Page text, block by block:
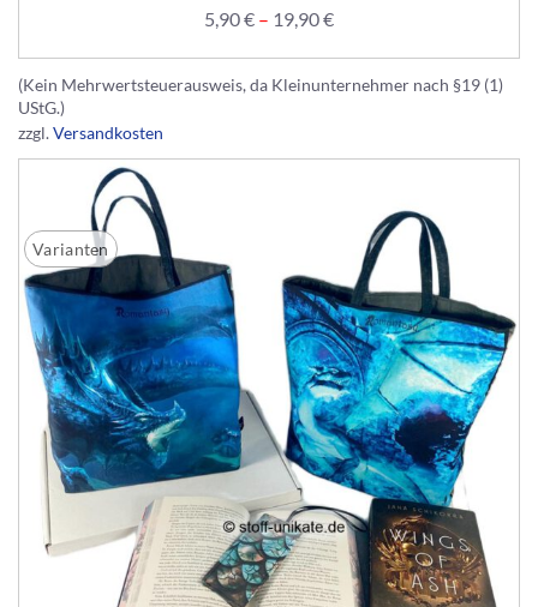
5,90€ – 19,90€
(Kein Mehrwertsteuerausweis, da Kleinunternehmer nach §19 (1)
UStG.)
zzgl.Versandkosten
Varianten